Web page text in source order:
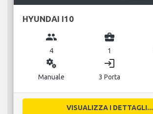
HYUNDAI I10
group
4
business_center
1
miscellaneous_services
Manuale
login
3 Porta
VISUALIZZA I DETTAGLI...